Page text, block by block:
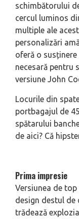
schimbătorului
cercul luminos
multiple ale
personalizări
oferă o
necesară pentru
versiune John
Locurile din
portbagajul de
spătarului
de aici? Că
Prima impresie
Versiunea de
design destul de
trădează